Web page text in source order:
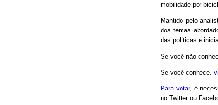
mobilidade por
Mantido pelo
dos temas
das políticas e
Se você não
Se você conhece,
Para votar, é
no Twitter ou